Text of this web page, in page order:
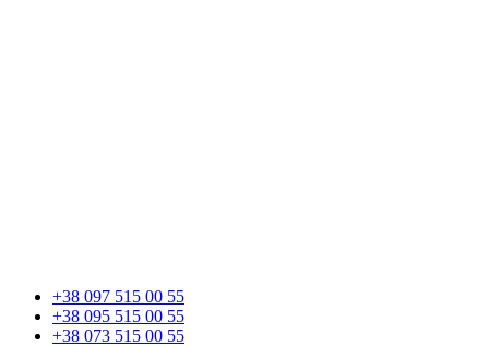
+38 097 515 00 55
+38 095 515 00 55
+38 073 515 00 55